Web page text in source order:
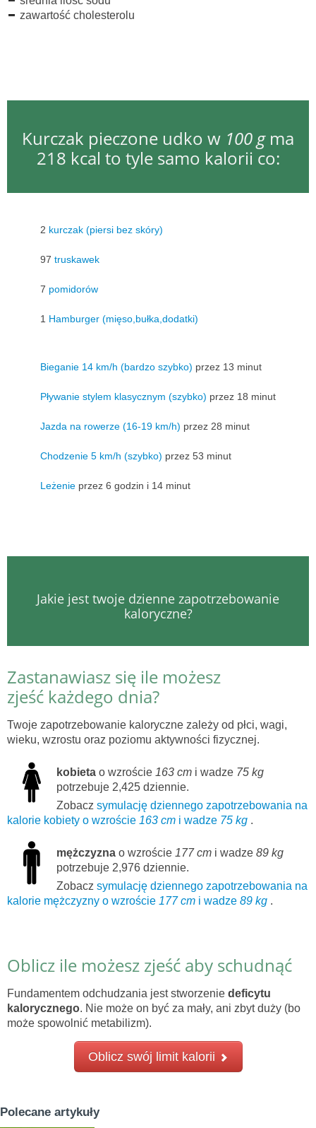
zawartość cholesterolu
Kurczak pieczone udko w 100 gma
218 kcal to tyle samo kalorii co:
2 kurczak (piersi bez skóry)
97 truskawek
7 pomidorów
1 Hamburger (mięso,bułka,dodatki)
Bieganie 14 km/h (bardzo szybko) przez 13 minut
Pływanie stylem klasycznym (szybko) przez 18 minut
Jazda na rowerze (16-19 km/h) przez 28 minut
Chodzenie 5 km/h (szybko) przez 53 minut
Leżenie przez 6 godzin i 14 minut
Jakie jest twoje dzienne zapotrzebowanie
kaloryczne?
Zastanawiasz się ile możesz
zjeść każdego dnia?
Twoje zapotrzebowanie kaloryczne zależy od płci, wagi,
wieku, wzrostu oraz poziomu aktywności fizycznej.
kobieta o wzroście 163 cm i wadze 75 kg
potrzebuje 2,425 dziennie.
Zobacz symulację dziennego zapotrzebowania na
kalorie kobiety o wzroście 163 cm i wadze 75 kg .
mężczyzna o wzroście 177 cm i wadze 89 kg
potrzebuje 2,976 dziennie.
Zobacz symulację dziennego zapotrzebowania na
kalorie mężczyzny o wzroście 177 cm i wadze 89 kg .
Oblicz ile możesz zjeść aby schudnąć
Fundamentem odchudzania jest stworzenie deficytu
kalorycznego. Nie może on być za mały, ani zbyt duży (bo
może spowolnić metabilizm).
Oblicz swój limit kalorii
Polecane artykuły